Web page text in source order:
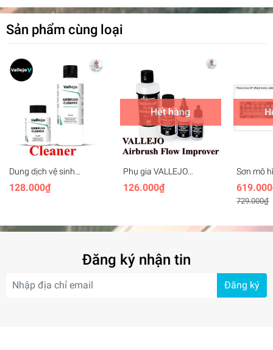
recommended to apply the Primer in various layers; the
product dries rapidly and forms a homogenous film of
extraordinary strength and resistance within a few hours
diluted with Vallejo Airbrush Thinner of Flow Improver. The
recommended compressor settings are around 15-20 PSI or
0.5 to 1 kg. For best maintenance of the airbrush, it is
recommended to use the Vallejo Airbrush Cleaner. Surface
Primer is not flammable, and does not contain solvents.
#dungcu #mohinh #airbrush #paint #son #vallejo #surface
#primer
Sản phẩm cùng loại
Dung dịch vệ sinh
VALLEJO Airbrush
Cleaner
128.000₫
Hết hàng
Phụ gia VALLEJO
Airbrush Flow Improver
model color
126.000₫
Sơn mô
Panzer
Rubber
729.000₫
Đăng ký nhận tin
Đăng ký